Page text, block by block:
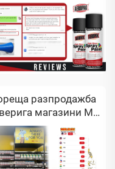
превъзходно
в отзивите
на клиенти
разпродажба
магазини MR
DIY